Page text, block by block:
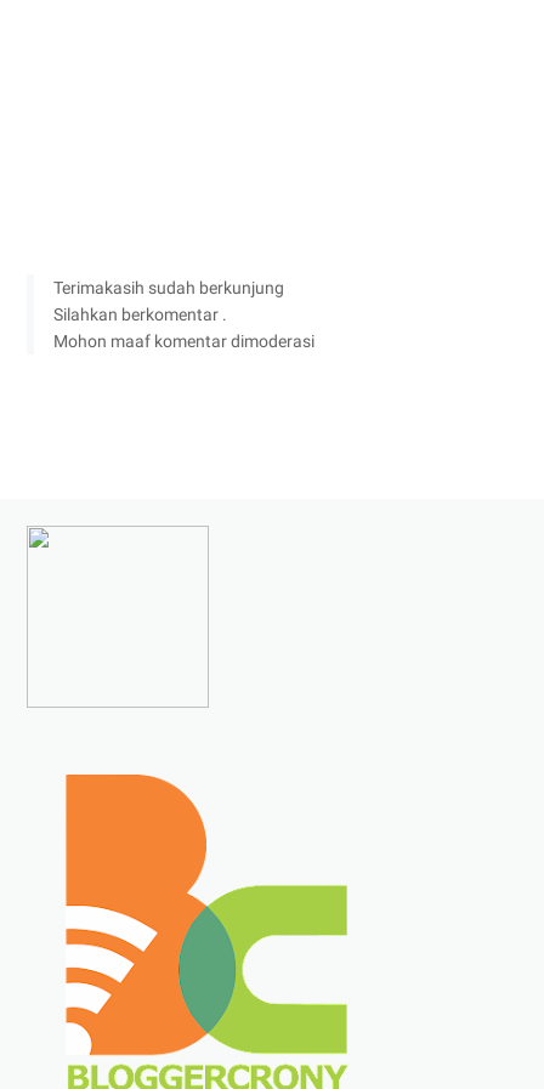
Terimakasih sudah berkunjung
Silahkan berkomentar .
Mohon maaf komentar dimoderasi